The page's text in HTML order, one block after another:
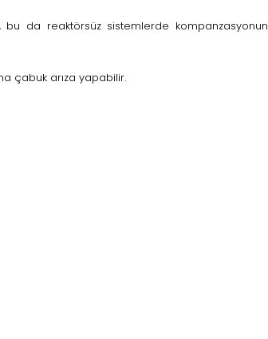
bu da reaktörsüz sistemlerde kompanzasyonun
çabuk arıza yapabilir.